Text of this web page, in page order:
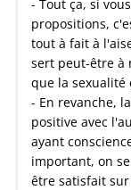
- Tout ça, si
propositions,
tout à fait à
sert peut-être à
que la sexualité
- En revanche,
positive avec
ayant
important, on
être satisfait